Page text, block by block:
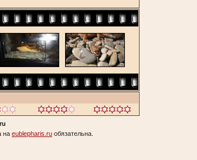
на eublepharis.ru обязательна.